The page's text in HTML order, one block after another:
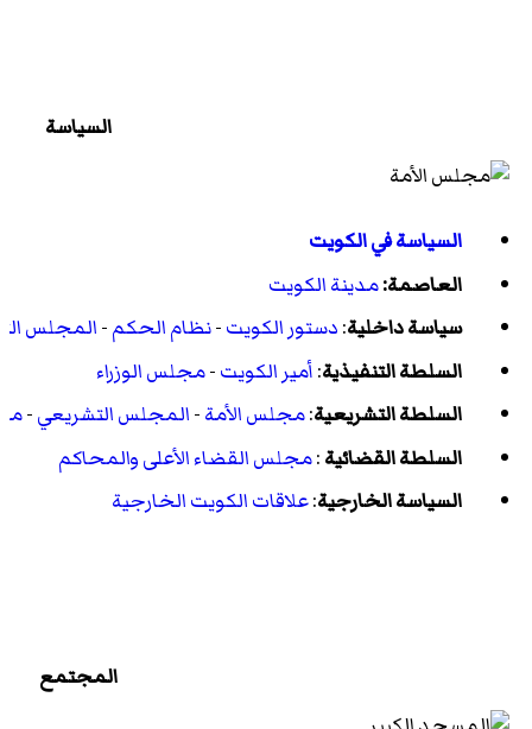
السياسة
السياسة في الكويت
العاصمة:مدينة الكويت
سياسة داخلية:دستور الكويت-نظام الحكم-المجلس
السلطة التنفيذية:أمير الكويت-مجلس الوزراء
السلطة التشريعية:مجلس الأمة-المجلس التشريعي-
السلطة القضائية:مجلس القضاء الأعلى والمحاكم
السياسة الخارجية:علاقات الكويت الخارجية
المجتمع